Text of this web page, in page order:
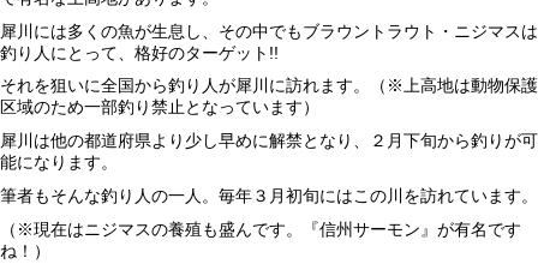
犀川には多くの魚が生息し、その中でもブラウントラウト・ニジマスは
釣り人にとって、格好のターゲット!!
それを狙いに全国から釣り人が犀川に訪れます。（※上高地は動物保護
区域のため一部釣り禁止となっています）
犀川は他の都道府県より少し早めに解禁となり、２月下旬から釣りが可
能になります。
筆者もそんな釣り人の一人。毎年３月初旬にはこの川を訪れています。
（※現在はニジマスの養殖も盛んです。『信州サーモン』が有名です
ね！）